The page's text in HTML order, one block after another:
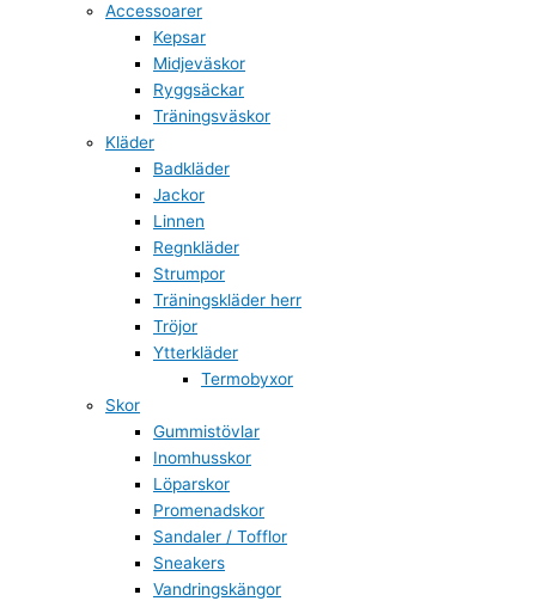
Accessoarer
Kepsar
Midjeväskor
Ryggsäckar
Träningsväskor
Kläder
Badkläder
Jackor
Linnen
Regnkläder
Strumpor
Träningskläder herr
Tröjor
Ytterkläder
Termobyxor
Skor
Gummistövlar
Inomhusskor
Löparskor
Promenadskor
Sandaler / Tofflor
Sneakers
Vandringskängor